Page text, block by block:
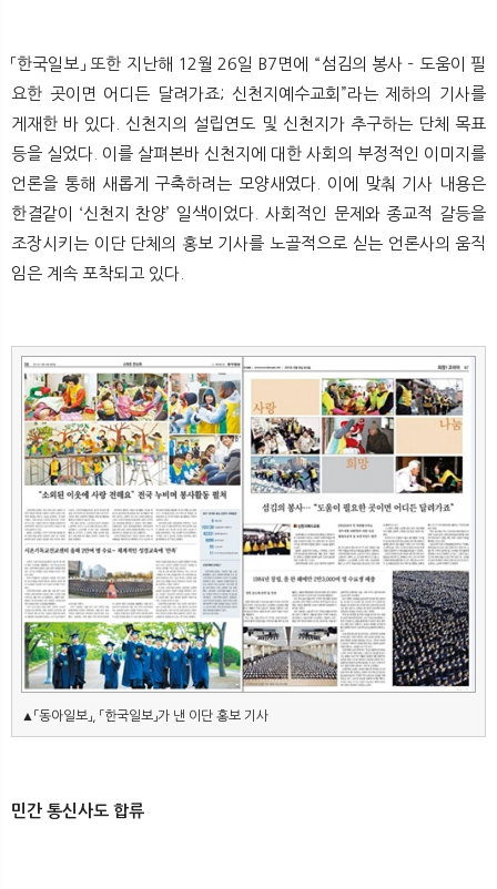
「한국일보」 또한 지난해 12월 26일 B7면에 “섬김의 봉사 – 도움이 필
요한 곳이면 어디든 달려가죠; 신천지예수교회”라는 제하의 기사를
게재한 바 있다. 신천지의 설립연도 및 신천지가 추구하는 단체 목표
등을 실었다. 이를 살펴본바 신천지에 대한 사회의 부정적인 이미지를
언론을 통해 새롭게 구축하려는 모양새였다. 이에 맞춰 기사 내용은
한결같이 ‘신천지 찬양’ 일색이었다. 사회적인 문제와 종교적 갈등을
조장시키는 이단 단체의 홍보 기사를 노골적으로 싣는 언론사의 움직
임은 계속 포착되고 있다.
▲「동아일보 」, 「한국일보 」가 낸 이단 홍보 기사
민간 통신사도 합류